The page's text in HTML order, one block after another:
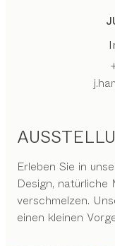
Erleben Sie in
Design, natürliche
verschmelzen.
einen kleinen